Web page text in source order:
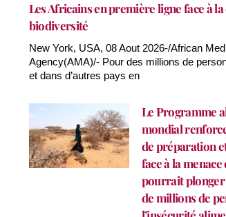
Les Africains en première ligne face à la
biodiversité
New York, USA, 08 Aout 2026-/African
Agency(AMA)/- Pour des millions de
et dans d’autres pays en
Le Programme
mondial
de préparation
face à la menace
pourrait plonger
de millions de